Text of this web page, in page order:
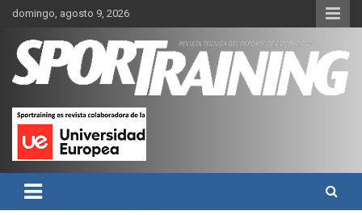
Skip
content
domingo, agosto 9, 2026
Revista técnica del deporte
Sport Training
rendimiento, nutrición y entrenamiento.